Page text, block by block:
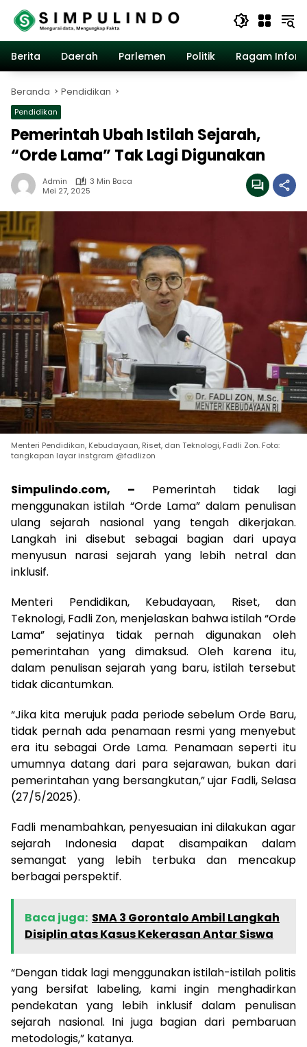
Langsung
konten
Berita
Daerah Parlemen Politik Ragam
Beranda Pendidikan
Pendidikan
Pemerintah Ubah Istilah Sejarah,
“Orde Lama” Tak Lagi Digunakan
Admin
3 Min Baca
Mei 27, 2025
Menteri Pendidikan, Kebudayaan, Riset, dan Teknologi, Fadli Zon. Foto:
tangkapan layar instgram @fadlizon
Simpulindo.com, – Pemerintah tidak lagi
menggunakan istilah “Orde Lama” dalam penulisan
ulang sejarah nasional yang tengah dikerjakan.
Langkah ini disebut sebagai bagian dari upaya
menyusun narasi sejarah yang lebih netral dan
inklusif.
Menteri Pendidikan, Kebudayaan, Riset, dan
Teknologi, Fadli Zon, menjelaskan bahwa istilah “Orde
Lama” sejatinya tidak pernah digunakan oleh
pemerintahan yang dimaksud. Oleh karena itu,
dalam penulisan sejarah yang baru, istilah tersebut
tidak dicantumkan.
“Jika kita merujuk pada periode sebelum Orde Baru,
tidak pernah ada penamaan resmi yang menyebut
era itu sebagai Orde Lama. Penamaan seperti itu
umumnya datang dari para sejarawan, bukan dari
pemerintahan yang bersangkutan,” ujar Fadli, Selasa
(27/5/2025).
Fadli menambahkan, penyesuaian ini dilakukan agar
sejarah Indonesia dapat disampaikan dalam
semangat yang lebih terbuka dan mencakup
berbagai perspektif.
Baca juga: SMA 3 Gorontalo Ambil Langkah
Disiplin atas Kasus Kekerasan Antar Siswa
“Dengan tidak lagi menggunakan istilah-istilah politis
yang bersifat labeling, kami ingin menghadirkan
pendekatan yang lebih inklusif dalam penulisan
sejarah nasional. Ini juga bagian dari pembaruan
metodologis,” katanya.